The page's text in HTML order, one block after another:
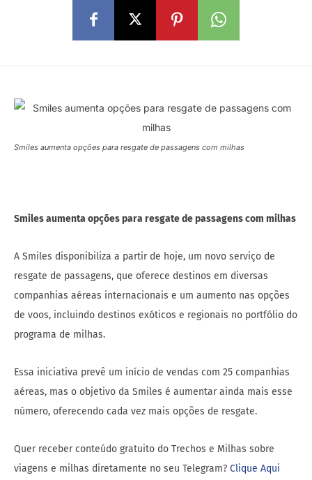
Smiles aumenta opções para resgate de passagens com milhas
Smiles aumenta opções para resgate de passagens com milhas
A Smiles disponibiliza a partir de hoje, um novo serviço de
resgate de passagens, que oferece destinos em diversas
companhias aéreas internacionais e um aumento nas opções
de voos, incluindo destinos exóticos e regionais no portfólio do
programa de milhas.
Essa iniciativa prevê um início de vendas com 25 companhias
aéreas, mas o objetivo da Smiles é aumentar ainda mais esse
número, oferecendo cada vez mais opções de resgate.
Quer receber conteúdo gratuito do Trechos e Milhas sobre
viagens e milhas diretamente no seu Telegram? Clique Aqui